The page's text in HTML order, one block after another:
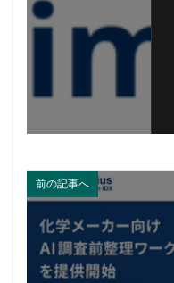
前の記事へ